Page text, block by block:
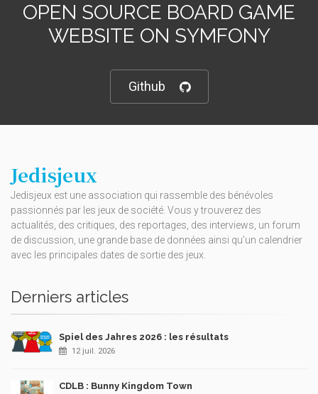
OPEN SOURCE BOARD GAME
WEBSITE ON SYMFONY
Github
Jedisjeux
Jedisjeux est une association qui rassemble des bénévoles
passionnés par les jeux de société. Vous y trouverez des
actualités, des critiques, des reportages, des interviews, un forum
de discussion, une grande base de données ainsi qu’un calendrier
avec les principales dates de sortie des jeux.
Derniers articles
Spiel des Jahres 2026 : les résultats
12 juil. 2026
CDLB : Bunny Kingdom Town